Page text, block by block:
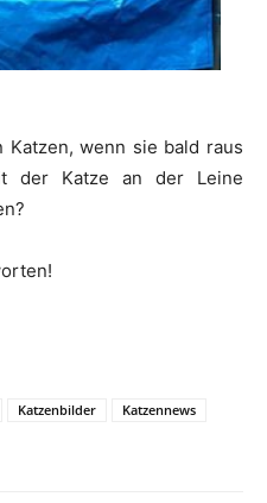
wenn sie bald raus
der Katze an der Leine
Katzenbilder
Katzennews